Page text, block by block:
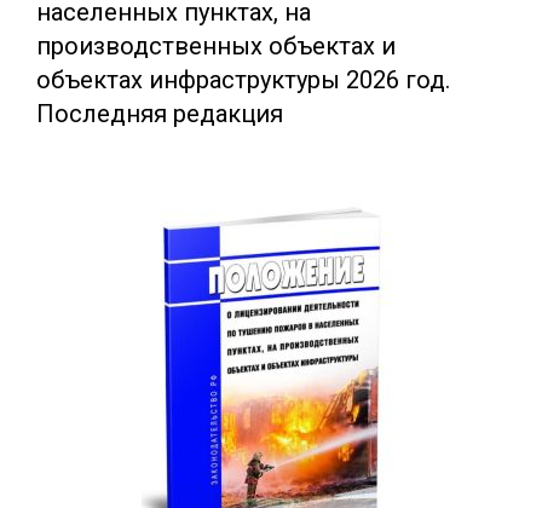
населенных пунктах, на
производственных объектах и
объектах инфраструктуры 2026 год.
Последняя редакция